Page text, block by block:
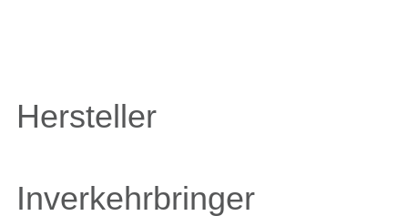
Hersteller
Inverkehrbringer